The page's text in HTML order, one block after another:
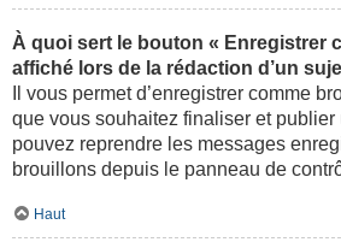
À quoi sert le bouton « Enregistrer
affiché lors de la rédaction d’un
Il vous permet d’enregistrer comme
que vous souhaitez finaliser et publier
pouvez reprendre les messages
brouillons depuis le panneau de
Haut